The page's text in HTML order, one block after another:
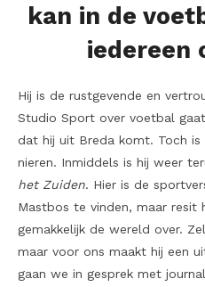
kan in de
iedereen
Hij is de rustgevende en
Studio Sport over voetbal
dat hij uit Breda komt. Toch is
nieren. Inmiddels is hij weer
het Zuiden. Hier is de
Mastbos te vinden, maar resit
gemakkelijk de wereld over.
maar voor ons maakt hij een
gaan we in gesprek met